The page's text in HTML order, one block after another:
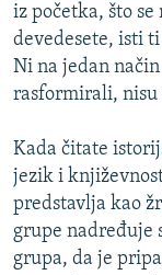
iz početka, što se
devedesete, isti
Ni na jedan
rasformirali,
Kada čitate
jezik i
predstavlja kao
grupe nadređuje
grupa, da je